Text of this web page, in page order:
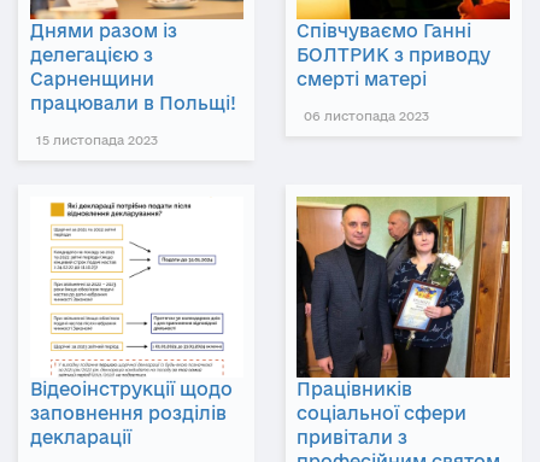
Днями разом із
делегацією з
Сарненщини
працювали в Польщі!
15 листопада 2023
Співчуваємо Ганні
БОЛТРИК з приводу
смерті матері
06 листопада 2023
Відеоінструкції щодо
заповнення розділів
декларації
Працівників
соціальної сфери
привітали з